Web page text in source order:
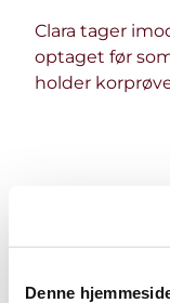
Denne
Clara tager
optaget før
holder